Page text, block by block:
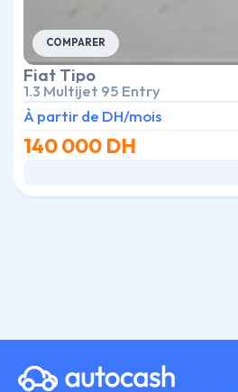
COMPARER
Fiat Tipo
1.3 Multijet 95 Entry
À partir de DH/mois
140 000 DH